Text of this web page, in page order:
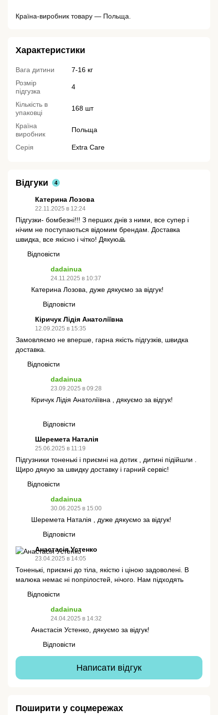
Країна-виробник товару — Польща.
Характеристики
Вага дитини
7-16 кг
Розмір
підгузка
4
Кількість в
упаковці
168 шт
Країна
виробник
Польща
Серія Extra Care
Відгуки 4
Катерина Лозова
22.11.2025 в 12:24
Підгузки- бомбезні!!! З перших днів з ними, все супер і
нічим не поступаються відомим брендам. Доставка
швидка, все якісно і чітко! Дякую🙏
Відповісти
dadainua
24.11.2025 в 10:37
Катерина Лозова, дуже дякуємо за відгук!
Відповісти
Кіричук Лідія Анатоліївна
12.09.2025 в 15:35
Замовляємо не вперше, гарна якість підгузків, швидка
доставка.
Відповісти
dadainua
23.09.2025 в 09:28
Кіричук Лідія Анатоліївна , дякуємо за відгук!
Відповісти
Шеремета Наталія
25.06.2025 в 11:19
Підгузники тоненькі і приємні на дотик , дитині підійшли .
Щиро дякую за швидку доставку і гарний сервіс!
Відповісти
dadainua
30.06.2025 в 15:00
Шеремета Наталія , дуже дякуємо за відгук!
Відповісти
Анастасія Устенко
23.04.2025 в 14:05
Тоненькі, приємні до тіла, якістю і ціною задоволені. В
малюка немає ні попрілостей, нічого. Нам підходять
Відповісти
dadainua
24.04.2025 в 14:32
Анастасія Устенко, дякуємо за відгук!
Відповісти
Написати відгук
Поширити у соцмережах